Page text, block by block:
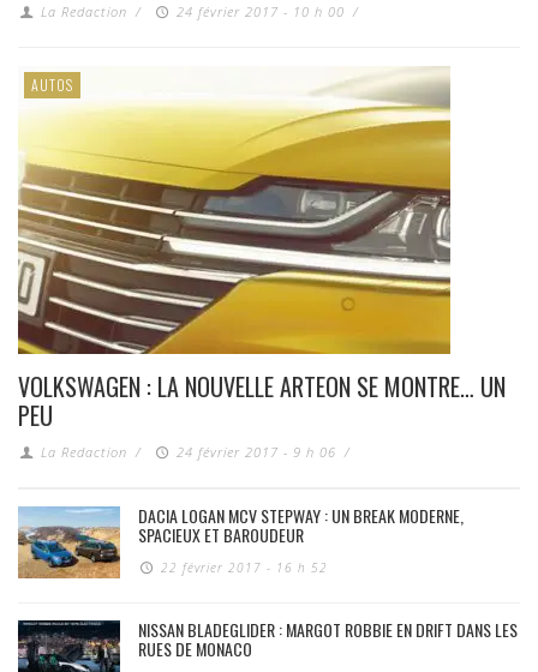
La Redaction / 24 février 2017 - 10 h 00 /
AUTOS
VOLKSWAGEN : LA NOUVELLE ARTEON SE MONTRE… UN
PEU
La Redaction / 24 février 2017 - 9 h 06 /
DACIA LOGAN MCV STEPWAY : UN BREAK MODERNE,
SPACIEUX ET BAROUDEUR
22 février 2017 - 16 h 52
NISSAN BLADEGLIDER : MARGOT ROBBIE EN DRIFT DANS LES
RUES DE MONACO